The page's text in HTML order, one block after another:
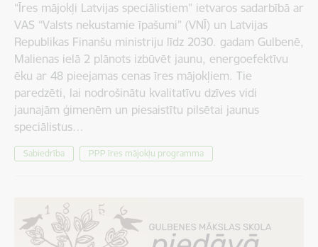
“Īres mājokļi Latvijas speciālistiem” ietvaros sadarbībā ar
VAS “Valsts nekustamie īpašumi” (VNĪ) un Latvijas
Republikas Finanšu ministriju līdz 2030. gadam Gulbenē,
Malienas ielā 2 plānots izbūvēt jaunu, energoefektīvu
ēku ar 48 pieejamas cenas īres mājokļiem. Tie
paredzēti, lai nodrošinātu kvalitatīvu dzīves vidi
jaunajām ģimenēm un piesaistītu pilsētai jaunus
speciālistus…
Sabiedrība PPP īres mājokļu programma